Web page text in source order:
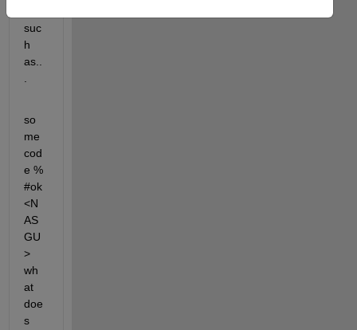
suc
h
as..
so
me
cod
e %
#ok
<N
AS
GU
>
wh
at
doe
s